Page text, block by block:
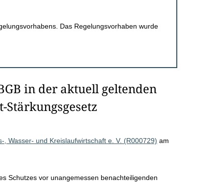
Das Regelungsvorhaben wurde
in der aktuell geltenden
Stärkungsgesetz
Wasser- und Kreislaufwirtschaft e. V. (R000729) am
Schutzes vor unangemessen benachteiligenden